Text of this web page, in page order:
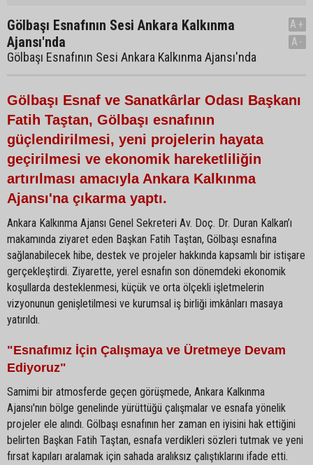
Gölbaşı Esnafının Sesi Ankara Kalkınma
Ajansı'nda
Gölbaşı Esnafının Sesi Ankara Kalkınma Ajansı'nda
A+
A-
Gölbaşı Esnaf ve Sanatkârlar Odası Başkanı
Fatih Taştan, Gölbaşı esnafının
güçlendirilmesi, yeni projelerin hayata
geçirilmesi ve ekonomik hareketliliğin
artırılması amacıyla Ankara Kalkınma
Ajansı'na çıkarma yaptı.
Ankara Kalkınma Ajansı Genel Sekreteri Av. Doç. Dr. Duran Kalkan’ı
makamında ziyaret eden Başkan Fatih Taştan, Gölbaşı esnafına
sağlanabilecek hibe, destek ve projeler hakkında kapsamlı bir istişare
gerçekleştirdi. Ziyarette, yerel esnafın son dönemdeki ekonomik
koşullarda desteklenmesi, küçük ve orta ölçekli işletmelerin
vizyonunun genişletilmesi ve kurumsal iş birliği imkânları masaya
yatırıldı.
"Esnafımız İçin Çalışmaya ve Üretmeye Devam
Ediyoruz"
Samimi bir atmosferde geçen görüşmede, Ankara Kalkınma
Ajansı'nın bölge genelinde yürüttüğü çalışmalar ve esnafa yönelik
projeler ele alındı. Gölbaşı esnafının her zaman en iyisini hak ettiğini
belirten Başkan Fatih Taştan, esnafa verdikleri sözleri tutmak ve yeni
fırsat kapıları aralamak için sahada aralıksız çalıştıklarını ifade etti.